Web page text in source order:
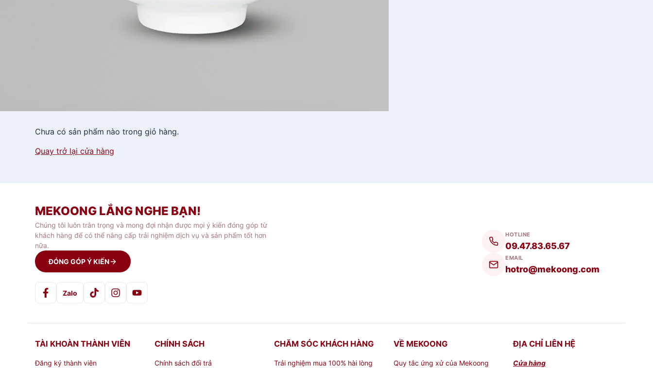
Chưa có sản phẩm nào trong giỏ hàng.
Quay trở lại cửa hàng
MEKOONG LẮNG NGHE BẠN!
Chúng tôi luôn trân trọng và mong đợi nhận được mọi ý kiến đóng góp từ
khách hàng để có thể nâng cấp trải nghiệm dịch vụ và sản phẩm tốt hơn
nữa.
ĐÓNG GÓP Ý KIẾN
Zalo
HOTLINE
09.47.83.65.67
EMAIL
hotro@mekoong.com
TÀI KHOÀN THÀNH VIÊN
Đăng ký thành viên
CHÍNH SÁCH
Chính sách đổi trả
CHĂM SÓC KHÁCH HÀNG
Trải nghiệm mua 100% hài lòng
VỀ MEKOONG
Quy tắc ứng xử của Mekoong
ĐỊA CHỈ LIÊN HỆ
Cửa hàng